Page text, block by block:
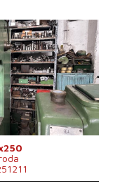
1959
10 t
500x400 mm
450x280 mm
4 kW
1300x1000x2220
mm
1100 kg
nein